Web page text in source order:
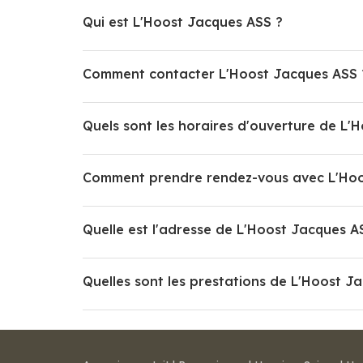
Qui est L'Hoost Jacques ASS ?
Comment contacter L'Hoost Jacques ASS
Quels sont les horaires d'ouverture de
Comment prendre rendez-vous avec
Quelle est l'adresse de L'Hoost Jacques
Quelles sont les prestations de L'Hoost